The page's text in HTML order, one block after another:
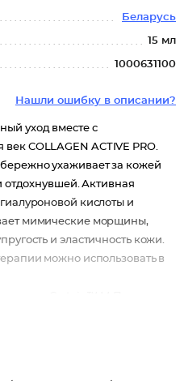
Беларусь
15 мл
1000631100
Нашли ошибку в описании?
уход вместе с
COLLAGEN ACTIVE PRO.
ухаживает за кожей
отдохнувшей. Активная
кислоты и
мимические морщины,
и эластичность кожи.
можно использовать в
Linefill™ Разглаживает